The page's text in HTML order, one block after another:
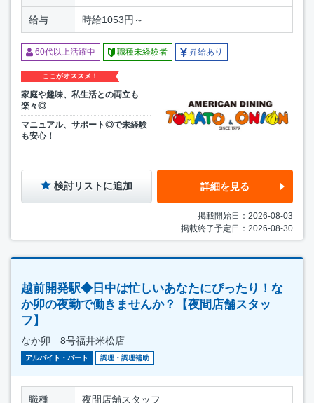
給与 時給1053円～
60代以上活躍中 職種未経験者 昇給あり
ここがオススメ！
家庭や趣味、私生活との両立も
楽々◎
マニュアル、サポート◎で未経験
も安心！
検討リストに追加 詳細を見る
掲載開始日：2026-08-03
掲載終了予定日：2026-08-30
越前開発駅◆日中は忙しいあなたにぴったり！な
か卯の夜勤で働きませんか？【夜間店舗スタッ
フ】
なか卯 8号福井米松店
アルバイト・パート 調理・調理補助
職種 夜間店舗スタッフ